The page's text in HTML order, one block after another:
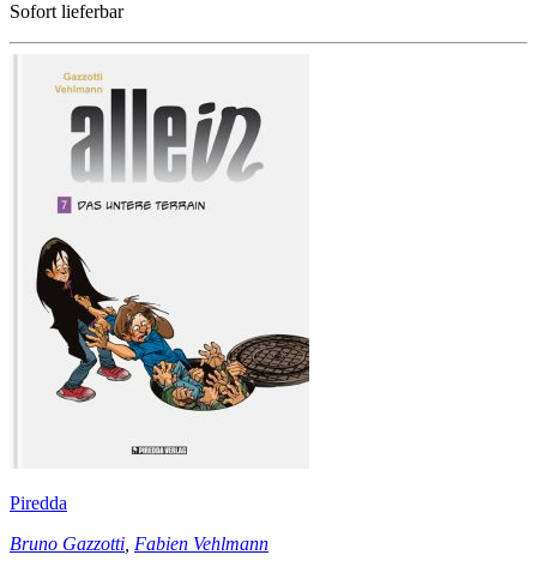
Sofort lieferbar
Piredda
Bruno Gazzotti Fabien Vehlmann